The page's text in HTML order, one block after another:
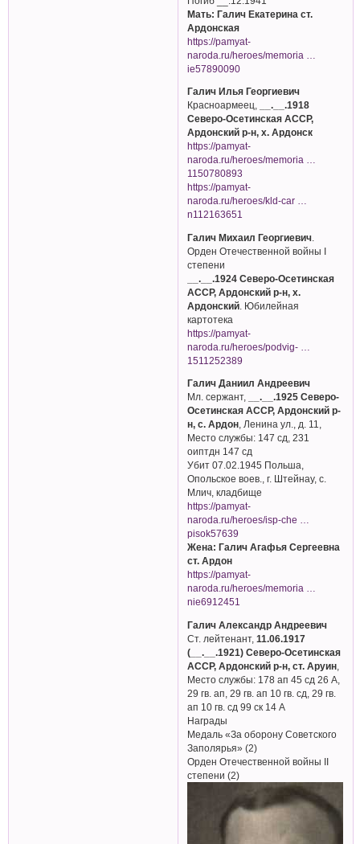
Мать: Галич Екатерина ст.
Ардонская
https://pamyat-
naroda.ru/heroes/memoria …
ie57890090
Галич Илья Георгиевич
Красноармеец,
__.__.1918
Северо-Осетинская АССР,
Ардонский р-н, х. Ардонск
https://pamyat-
naroda.ru/heroes/memoria …
1150780893
https://pamyat-
naroda.ru/heroes/kld-car …
n112163651
Галич Михаил Георгиевич
Орден Отечественной войны I
степени
__.__.1924 Северо-Осетинская
АССР, Ардонский р-н, х.
Ардонский . Юбилейная
картотека
https://pamyat-
naroda.ru/heroes/podvig- …
1511252389
Галич Даниил Андреевич
Мл. сержант,
__.__.1925 Северо-
Осетинская АССР, Ардонский р-
н, с. Ардон , Ленина ул., д. 11,
Место службы: 147 сд, 231
оиптдн 147 сд
Убит 07.02.1945 Польша,
Опольское воев., г. Штейнау, с.
Млич, кладбище
https://pamyat-
naroda.ru/heroes/isp-che …
pisok57639
Жена: Галич Агафья Сергеевна
ст. Ардон
https://pamyat-
naroda.ru/heroes/memoria …
nie6912451
Галич Александр Андреевич
Ст. лейтенант,11.06.1917
(__.__.1921) Северо-Осетинская
АССР, Ардонский р-н, ст. Аруин
Место службы: 178 ап 45 сд 26 А,
29 гв. ап, 29 гв. ап 10 гв. сд, 29 гв.
ап 10 гв. сд 99 ск 14 А
Награды
Медаль «За оборону Советского
Заполярья» (2)
Орден Отечественной войны II
степени (2)